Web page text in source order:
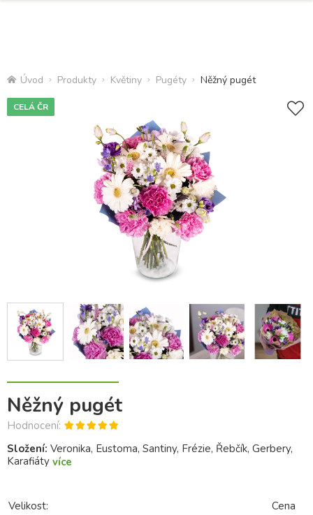
Úvod Produkty Květiny Pugéty Něžný pugét
CELÁ ČR
Něžný pugét
Hodnocení:
Složení: Veronika, Eustoma, Santiny, Frézie, Řebčík, Gerbery,
Karafiáty více
Velikost:
Cena